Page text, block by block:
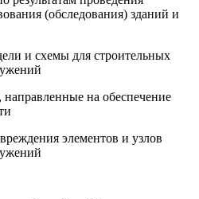
(обследования) зданий и
и схемы для строительных
на обеспечение
элементов и узлов